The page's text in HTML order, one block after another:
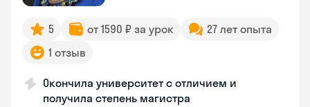
5 от 1590 ₽ за урок
27 лет опыта
1 отзыв
Окончила университет с отличием и
получила степень магистра